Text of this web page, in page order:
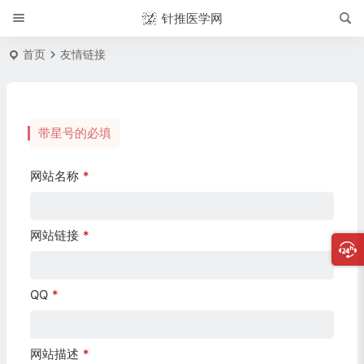
针推医学网
首页 友情链接
带星号的必填
网站名称 *
网站链接 *
QQ *
网站描述 *